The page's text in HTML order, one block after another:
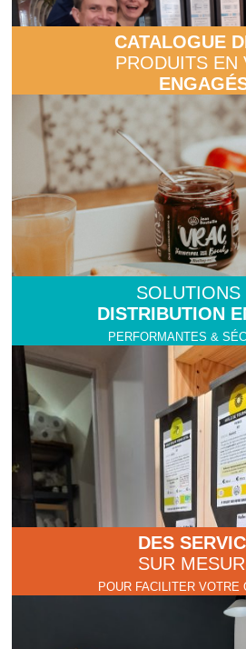
CATALOGUE
PRODUITS EN
SOLUTIONS
DISTRIBUTION
PERFORMANTES &
DES
SUR
POUR FACILITER VOTRE